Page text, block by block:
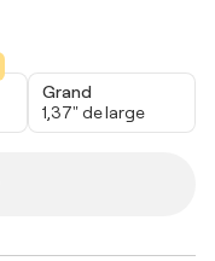
Grand
1,37" de large